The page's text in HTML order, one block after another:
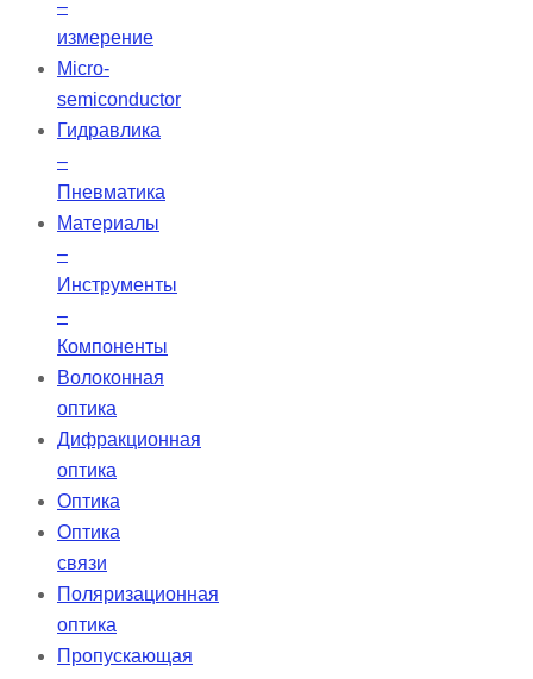
–
измерение
Micro-
semiconductor
Гидравлика
–
Пневматика
Материалы
–
Инструменты
–
Компоненты
Волоконная
оптика
Дифракционная
оптика
Оптика
Оптика
связи
Поляризационная
оптика
Пропускающая